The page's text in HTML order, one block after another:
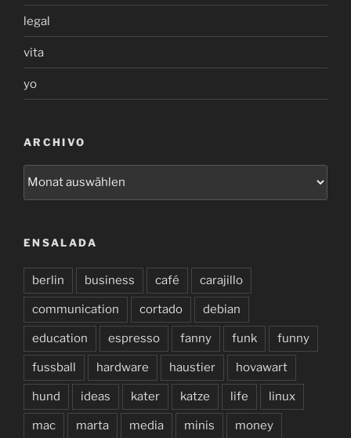
legal
vita
yo
ARCHIVO
ENSALADA
berlin business café carajillo
communication cortado debian
education espresso fanny funk funny
fussball hardware haustier hovawart
hund ideas kater katze life linux
mac marta media minis money